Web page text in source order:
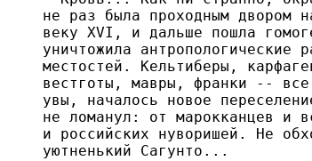
не раз была проходным двором
веку XVI, и дальше пошла
уничтожила антропологические
местостей. Кельтиберы,
вестготы, мавры, франки --
увы, началось новое
не ломанул: от марокканцев и
и российских нуворишей. Не
уютненький Сагунто...